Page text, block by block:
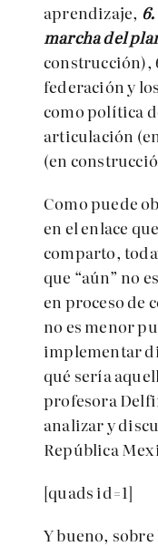
aprendizaje,
marcha del
construcción),
federación y
como política
articulación
(en
Como puede
en el enlace
comparto,
que “aún” no
en proceso de
no es menor
implementar
qué sería
profesora
analizar y
República
[quads id=1]
Y bueno,